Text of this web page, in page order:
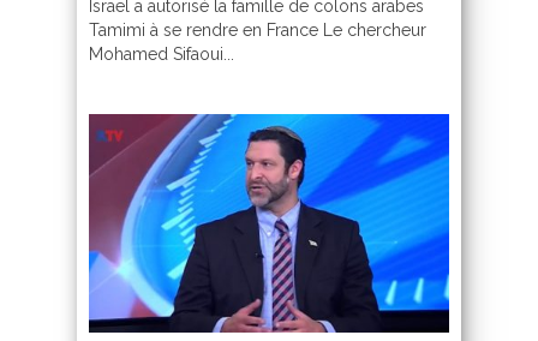
Israel a autorisé la famille de colons arabes
Tamimi à se rendre en France Le chercheur
Mohamed Sifaoui...